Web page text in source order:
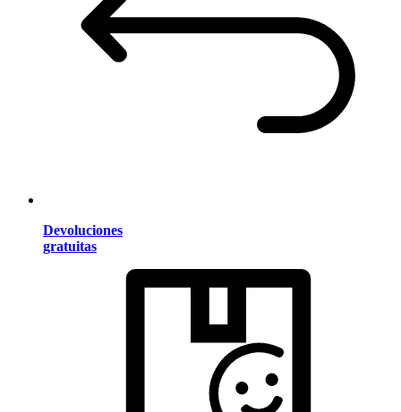
Devoluciones
gratuitas